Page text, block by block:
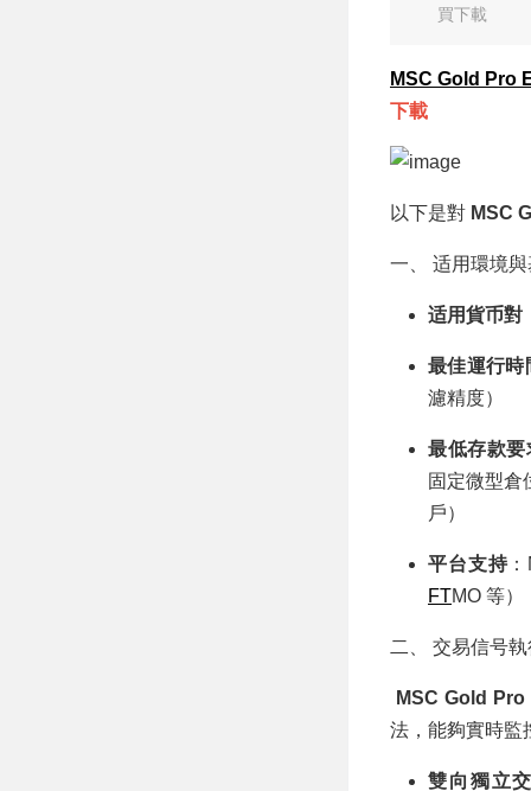
買下載
MSC Gold Pro
下載
以下是對 MSC
一、 适用環境
适用貨币對
最佳運行時
濾精度）
最低存款要
固定微型倉
戶）
平台支持：
FTMO 等）
二、 交易信号
MSC Gold Pro
法，能夠實時監
雙向獨立